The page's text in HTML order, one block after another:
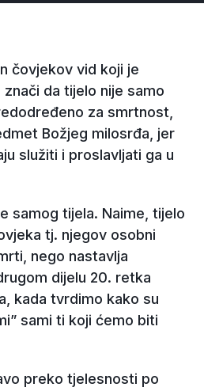
čovjekov vid koji je
da tijelo nije samo
za smrtnost,
Božjeg milosrđa, jer
služiti i proslavljati ga u
samog tijela. Naime, tijelo
tj. njegov osobni
nego nastavlja
dijelu 20. retka
kada tvrdimo kako su
sami ti koji ćemo biti
preko tjelesnosti po